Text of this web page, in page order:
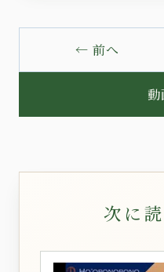
← 前へ
次に